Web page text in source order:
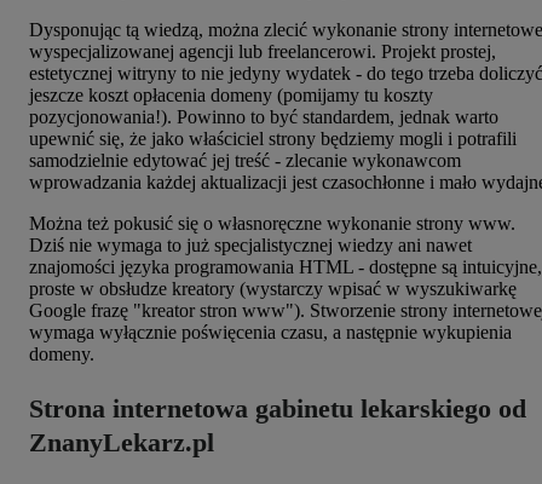
Dysponując tą wiedzą, można zlecić wykonanie strony
wyspecjalizowanej agencji lub freelancerowi. Projekt prostej,
estetycznej witryny to nie jedyny wydatek - do tego trzeba doliczyć
jeszcze koszt opłacenia domeny (pomijamy tu koszty
pozycjonowania!). Powinno to być standardem, jednak warto
upewnić się, że jako właściciel strony będziemy mogli i potrafili
samodzielnie edytować jej treść - zlecanie wykonawcom
wprowadzania każdej aktualizacji jest czasochłonne i mało
Można też pokusić się o własnoręczne wykonanie strony www.
Dziś nie wymaga to już specjalistycznej wiedzy ani nawet
znajomości języka programowania HTML - dostępne są intuicyjne,
proste w obsłudze kreatory (wystarczy wpisać w wyszukiwarkę
Google frazę "kreator stron www"). Stworzenie strony
wymaga wyłącznie poświęcenia czasu, a następnie wykupienia
domeny.
Strona internetowa gabinetu lekarskiego od
ZnanyLekarz.pl